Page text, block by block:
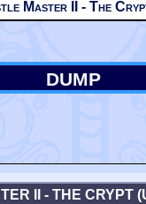
Master II - The
DUMP
II - THE CRYPT